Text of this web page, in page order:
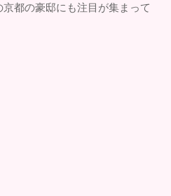
都の豪邸にも注目が集まって